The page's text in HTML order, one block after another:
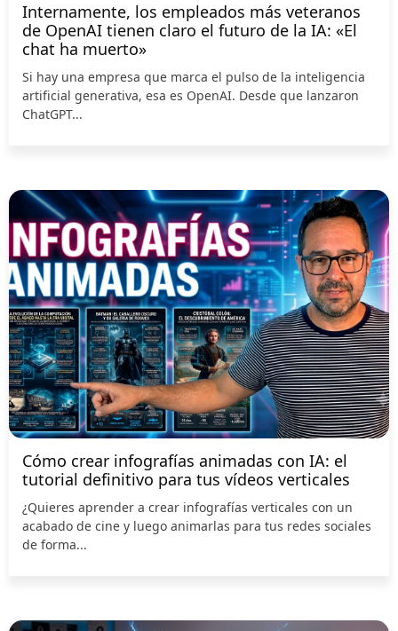
Internamente, los empleados más veteranos
de OpenAI tienen claro el futuro de la IA: «El
chat ha muerto»
Si hay una empresa que marca el pulso de la inteligencia
artificial generativa, esa es OpenAI. Desde que lanzaron
ChatGPT...
Cómo crear infografías animadas con IA: el
tutorial definitivo para tus vídeos verticales
¿Quieres aprender a crear infografías verticales con un
acabado de cine y luego animarlas para tus redes sociales
de forma...